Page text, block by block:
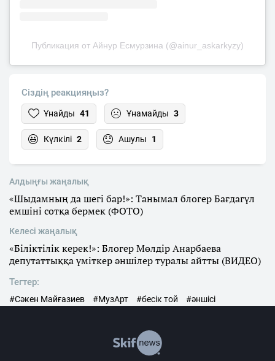
Публикация от Айнур Есмурзина (@ainur_askarkyzy)
Сіздің реакцияңыз?
Ұнайды 41 Ұнамайды 3
Күлкілі 2 Ашулы 1
Алдыңғы жаңалық
«Шыдамның да шегі бар!»: Танымал блогер Бағдагүл
емшіні сотқа бермек (ФОТО)
Келесі жаңалық
«Біліктілік керек!»: Блогер Мөлдір Анарбаева
депутаттыққа үміткер әншілер туралы айтты (ВИДЕО)
Тегтер:
#Сәкен Майғазиев #МузАрт #бесік той #әншісі